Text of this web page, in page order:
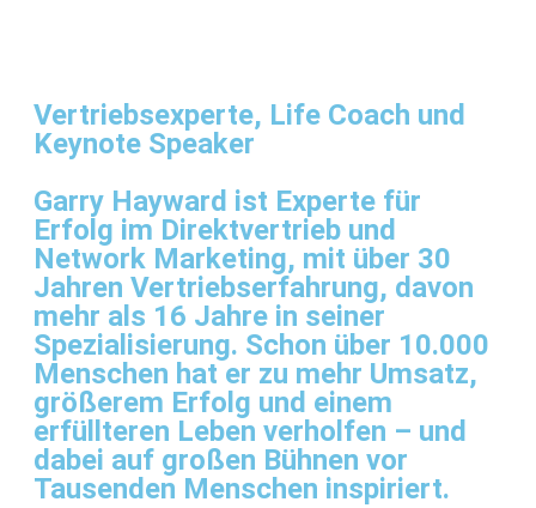
Vertriebsexperte, Life Coach und
Keynote Speaker
Garry Hayward ist Experte für
Erfolg im Direktvertrieb und
Network Marketing, mit über 30
Jahren Vertriebserfahrung, davon
mehr als 16 Jahre in seiner
Spezialisierung. Schon über 10.000
Menschen hat er zu mehr Umsatz,
größerem Erfolg und einem
erfüllteren Leben verholfen – und
dabei auf großen Bühnen vor
Tausenden Menschen inspiriert.